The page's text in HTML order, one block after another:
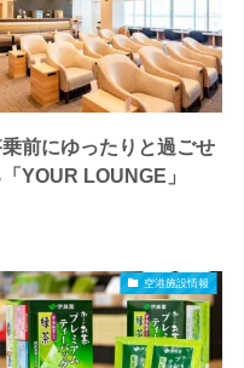
前にゆったりと過ごせ
YOUR LOUNGE」
空港施設情報